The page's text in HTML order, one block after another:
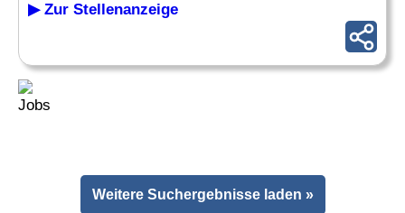
▶ Zur Stellenanzeige
Weitere Suchergebnisse laden »